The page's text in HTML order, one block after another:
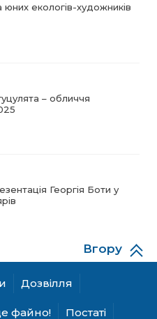
художників
благодійності
про те, що і гріє, і
юних екологів-художників
– обличчя
Георгія Боти у
пасує хустка!
Дозвілля
файно! Постаті
Вгору